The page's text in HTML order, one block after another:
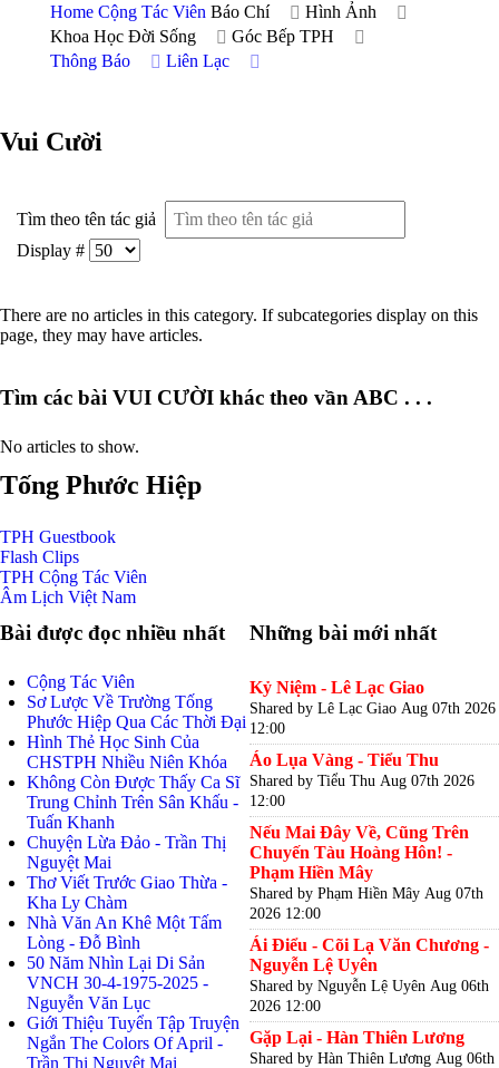
Home Cộng Tác Viên Báo Chí
Hình Ảnh
Khoa Học Đời Sống
Góc Bếp TPH
Thông Báo
Liên Lạc
Vui Cười
Tìm theo tên tác giả
Display #
There are no articles in this category. If subcategories display on this
page, they may have articles.
Tìm các bài VUI CƯỜI khác theo vần ABC . . .
No articles to show.
Tống Phước Hiệp
TPH Guestbook
Flash Clips
TPH Cộng Tác Viên
Âm Lịch Việt Nam
Bài được đọc nhiều nhất
Cộng Tác Viên
Sơ Lược Về Trường Tống
Phước Hiệp Qua Các Thời Đại
Hình Thẻ Học Sinh Của
CHSTPH Nhiều Niên Khóa
Không Còn Được Thấy Ca Sĩ
Trung Chỉnh Trên Sân Khấu -
Tuấn Khanh
Chuyện Lừa Đảo - Trần Thị
Nguyệt Mai
Thơ Viết Trước Giao Thừa -
Kha Ly Chàm
Nhà Văn An Khê Một Tấm
Lòng - Đỗ Bình
50 Năm Nhìn Lại Di Sản
VNCH 30-4-1975-2025 -
Nguyễn Văn Lục
Giới Thiệu Tuyển Tập Truyện
Ngắn The Colors Of April -
Trần Thị Nguyệt Mai
Những bài mới nhất
Kỷ Niệm - Lê Lạc Giao
Shared by Lê Lạc Giao Aug 07th 2026
12:00
Áo Lụa Vàng - Tiểu Thu
Shared by Tiểu Thu Aug 07th 2026
12:00
Nếu Mai Đây Về, Cũng Trên
Chuyến Tàu Hoàng Hôn! -
Phạm Hiền Mây
Shared by Phạm Hiền Mây Aug 07th
2026 12:00
Ái Điểu - Cõi Lạ Văn Chương -
Nguyễn Lệ Uyên
Shared by Nguyễn Lệ Uyên Aug 06th
2026 12:00
Gặp Lại - Hàn Thiên Lương
Shared by Hàn Thiên Lương Aug 06th